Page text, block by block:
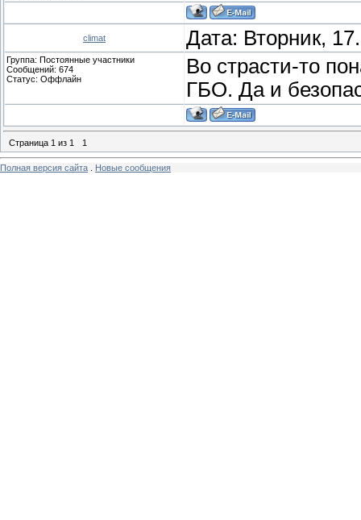
climat Дата: Вторник,
Группа: Постоянные участники
Сообщений: 674
Статус: Оффлайн
Во страсти-то
ГБО. Да и
Страница 1 из 1 1
Полная версия сайта Новые сообщения